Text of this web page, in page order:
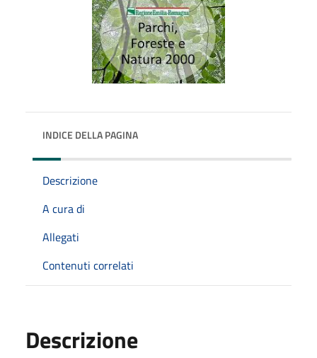
INDICE DELLA PAGINA
Descrizione
A cura di
Allegati
Contenuti correlati
Descrizione